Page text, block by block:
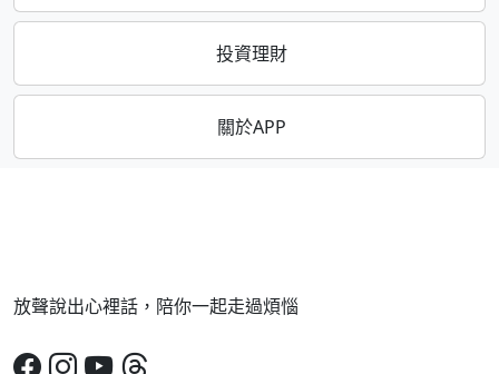
投資理財
關於APP
放聲說出心裡話，陪你一起走過煩惱